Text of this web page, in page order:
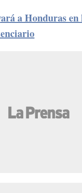
a Honduras